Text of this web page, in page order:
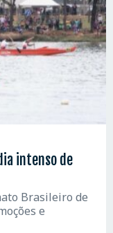
intenso de
Brasileiro de
e